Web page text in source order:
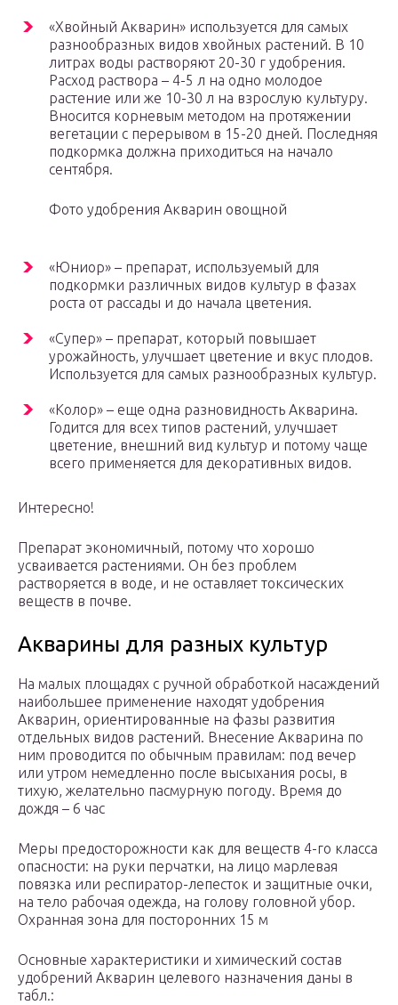
«Хвойный Акварин» используется для самых
разнообразных видов хвойных растений. В 10
литрах воды растворяют 20-30 г удобрения.
Расход раствора – 4-5 л на одно молодое
растение или же 10-30 л на взрослую культуру.
Вносится корневым методом на протяжении
вегетации с перерывом в 15-20 дней. Последняя
подкормка должна приходиться на начало
сентября.
Фото удобрения Акварин овощной
«Юниор» – препарат, используемый для
подкормки различных видов культур в фазах
роста от рассады и до начала цветения.
«Супер» – препарат, который повышает
урожайность, улучшает цветение и вкус плодов.
Используется для самых разнообразных культур.
«Колор» – еще одна разновидность Акварина.
Годится для всех типов растений, улучшает
цветение, внешний вид культур и потому чаще
всего применяется для декоративных видов.
Интересно!
Препарат экономичный, потому что хорошо
усваивается растениями. Он без проблем
растворяется в воде, и не оставляет токсических
веществ в почве.
Акварины для разных культур
На малых площадях с ручной обработкой насаждений
наибольшее применение находят удобрения
Акварин, ориентированные на фазы развития
отдельных видов растений. Внесение Акварина по
ним проводится по обычным правилам: под вечер
или утром немедленно после высыхания росы, в
тихую, желательно пасмурную погоду. Время до
дождя – 6 час
Меры предосторожности как для веществ 4-го класса
опасности: на руки перчатки, на лицо марлевая
повязка или респиратор-лепесток и защитные очки,
на тело рабочая одежда, на голову головной убор.
Охранная зона для посторонних 15 м
Основные характеристики и химический состав
удобрений Акварин целевого назначения даны в
табл.: